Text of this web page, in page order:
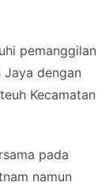
pemanggilan
Jaya dengan
Kecamatan
pada
namun